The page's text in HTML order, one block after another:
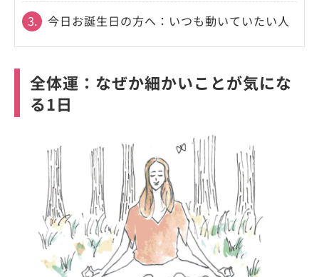
3. 今日お誕生日の方へ：いつも動いていたい人
全体運：なぜか細かいことが気にな
る1日